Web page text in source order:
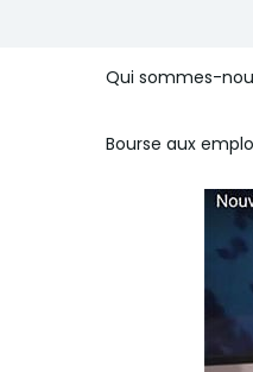
Qui sommes-
Bourse aux